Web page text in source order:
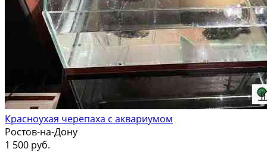
Красноухая черепаха с аквариумом
Ростов-на-Дону
1 500 руб.